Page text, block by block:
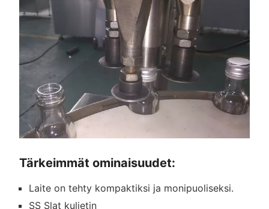
Tärkeimmät ominaisuudet:
Laite on tehty kompaktiksi ja monipuoliseksi.
SS Slat kuljetin